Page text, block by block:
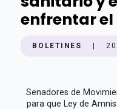
enfrentar el
BOLETINES
Senadores de
para que Ley de